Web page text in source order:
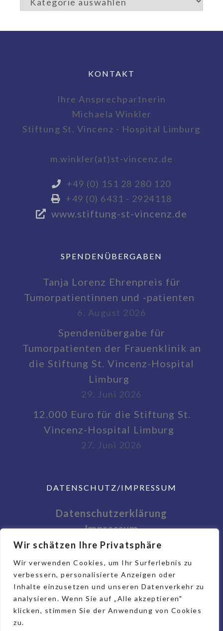
Wir schätzen Ihre Privatsphäre
Wir verwenden Cookies, um Ihr Surferlebnis zu
verbessern, personalisierte Anzeigen oder
Inhalte einzusetzen und unseren Datenverkehr zu
analysieren. Wenn Sie auf „Alle akzeptieren"
klicken, stimmen Sie der Anwendung von Cookies
zu.
KONTAKT
Ihre Ansprechpartnerin
Michaela Winkler
Stiftung St. Vincenz - Hospital Limburg
m.winkler(at)st-vincenz.de
+49 (0) 151 28 280 120
+49 (0) 6431 - 2924118
www.stiftung-st-vincenz.de
SPENDENÜBERGABEN
Tanja Lorenz Ehrenpreis für
Tumorpatientinnen und -patienten
6. August 2026
Spendenübergabe für
Tumorpatienten der Frauenklinik an
die Stiftung St. Vincenz-Hospital
Limburg
29. Juni 2026
12.000 Euro für die Stiftung St.
Vincenz-Hospital Limburg
27. Juni 2026
DATENSCHUTZ/IMPRESSUM
Datenschutzerklärung
Impressum